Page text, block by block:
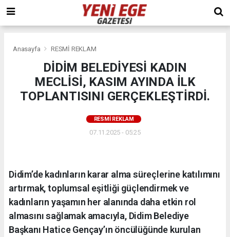
Anasayfa RESMİ REKLAM
DİDİM BELEDİYESİ KADIN
MECLİSİ, KASIM AYINDA İLK
TOPLANTISINI GERÇEKLEŞTİRDİ.
RESMİ REKLAM
07.11.2025 - 05:25
Didim’de kadınların karar alma süreçlerine katılımını
artırmak, toplumsal eşitliği güçlendirmek ve
kadınların yaşamın her alanında daha etkin rol
almasını sağlamak amacıyla, Didim Belediye
Başkanı Hatice Gençay’ın öncülüğünde kurulan